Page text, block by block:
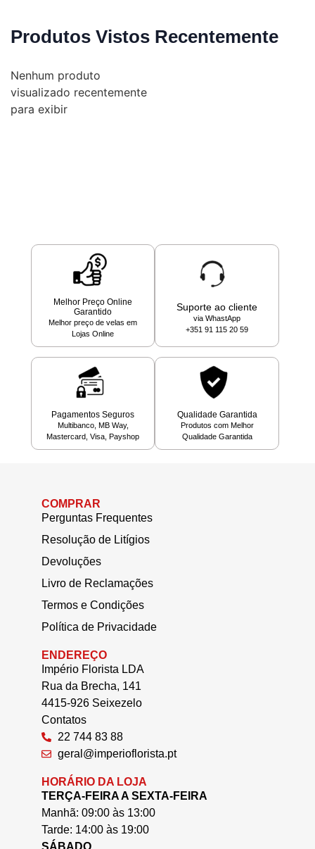
Produtos Vistos Recentemente
Nenhum produto
visualizado recentemente
para exibir
Melhor Preço Online
Garantido
Melhor preço de velas em
Lojas Online
Suporte ao cliente
via WhastApp
+351 91 115 20 59
Pagamentos Seguros
Multibanco, MB Way,
Mastercard, Visa, Payshop
Qualidade Garantida
Produtos com Melhor
Qualidade Garantida
COMPRAR
Perguntas Frequentes
Resolução de Litígios
Devoluções
Livro de Reclamações
Termos e Condições
Política de Privacidade
ENDEREÇO
Império Florista LDA
Rua da Brecha, 141
4415-926 Seixezelo
Contatos
22 744 83 88
geral@imperioflorista.pt
HORÁRIO DA LOJA
TERÇA-FEIRA A SEXTA-FEIRA
Manhã: 09:00 às 13:00
Tarde: 14:00 às 19:00